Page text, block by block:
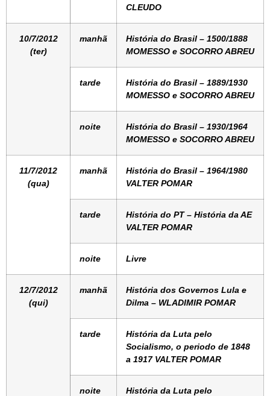
CLEUDO
10/7/2012
(ter)
manhã
História do Brasil – 1500/1888
MOMESSO e SOCORRO ABREU
tarde
História do Brasil – 1889/1930
MOMESSO e SOCORRO ABREU
noite
História do Brasil – 1930/1964
MOMESSO e SOCORRO ABREU
11/7/2012
(qua)
manhã
História do Brasil – 1964/1980
VALTER POMAR
tarde
História do PT – História da AE
VALTER POMAR
noite Livre
12/7/2012
(qui)
manhã
História dos Governos Lula e
Dilma – WLADIMIR POMAR
tarde
História da Luta pelo
Socialismo, o periodo de 1848
a 1917 VALTER POMAR
noite
História da Luta pelo